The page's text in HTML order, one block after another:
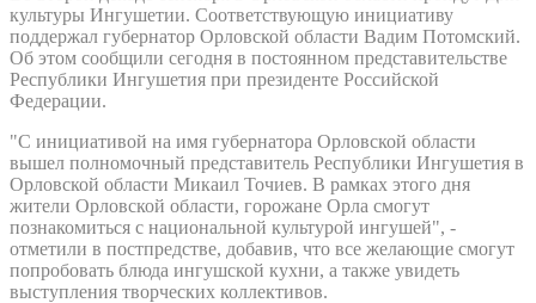
культуры Ингушетии. Соответствующую инициативу
поддержал губернатор Орловской области Вадим Потомский.
Об этом сообщили сегодня в постоянном представительстве
Республики Ингушетия при президенте Российской
Федерации.
"С инициативой на имя губернатора Орловской области
вышел полномочный представитель Республики Ингушетия в
Орловской области Микаил Точиев. В рамках этого дня
жители Орловской области, горожане Орла смогут
познакомиться с национальной культурой ингушей", -
отметили в постпредстве, добавив, что все желающие смогут
попробовать блюда ингушской кухни, а также увидеть
выступления творческих коллективов.